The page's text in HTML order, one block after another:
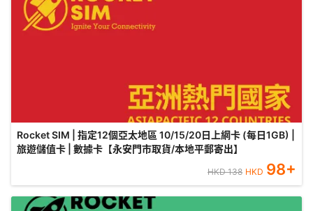
Rocket SIM | 指定12個亞太地區 10/15/20日上網卡 (每日1GB) |
旅遊儲值卡 | 數據卡【永安門市取貨/本地平郵寄出】
HKD138 HKD 98+